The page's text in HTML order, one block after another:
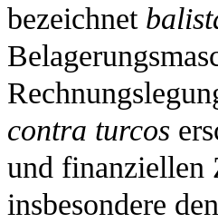
bezeichnet
contra turcos
und finanziellen
insbesondere